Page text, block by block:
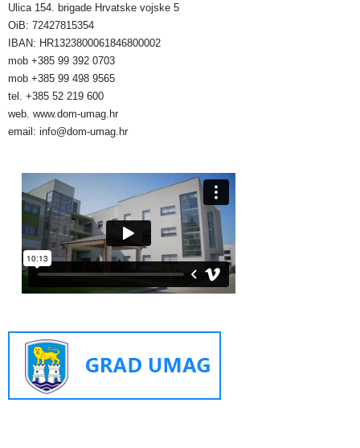
Ulica 154. brigade Hrvatske vojske 5
OiB: 72427815354
IBAN: HR1323800061846800002
mob +385 99 392 0703
mob +385 99 498 9565
tel. +385 52 219 600
web. www.dom-umag.hr
email: info@dom-umag.hr